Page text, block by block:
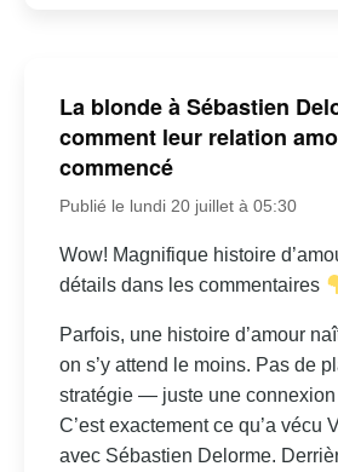
La blonde à Sébastien
comment leur relation
commencé
Publié le lundi 20 juillet à 05:30
Wow! Magnifique histoire
détails dans les commentaires
Parfois, une histoire d’amour
on s’y attend le moins. Pas de
stratégie — juste une connexion
C’est exactement ce qu’a vécu
avec Sébastien Delorme.